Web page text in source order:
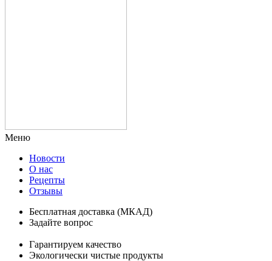
Меню
Новости
О нас
Рецепты
Отзывы
Бесплатная доставка (МКАД)
Задайте вопрос
Гарантируем качество
Экологически чистые продукты